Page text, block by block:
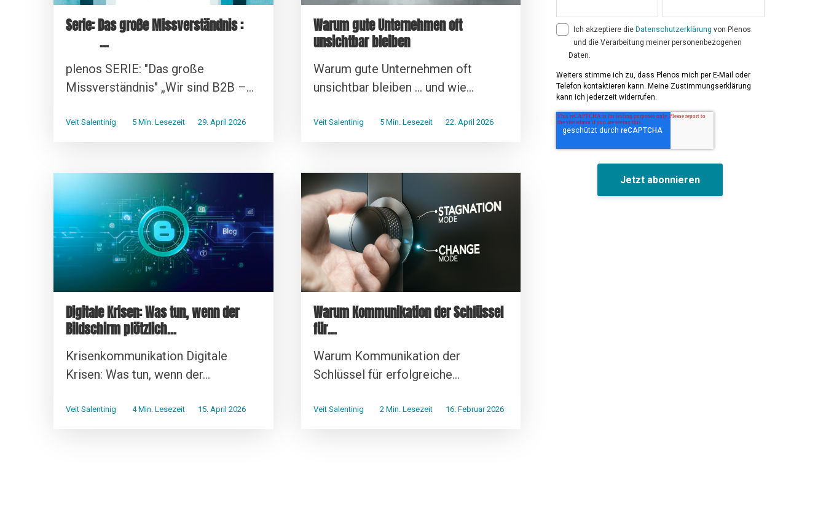
Serie: Das große Missverständnis :
...
plenos SERIE: "Das große
Missverständnis" „Wir sind B2B –...
Veit Salentinig 5 Min. Lesezeit 29. April 2026
Warum gute Unternehmen oft
unsichtbar bleiben
Warum gute Unternehmen oft
unsichtbar bleiben ... und wie...
Veit Salentinig 5 Min. Lesezeit 22. April 2026
Digitale Krisen: Was tun, wenn der
Bildschirm plötzlich...
Krisenkommunikation Digitale
Krisen: Was tun, wenn der...
Veit Salentinig 4 Min. Lesezeit 15. April 2026
Warum Kommunikation der Schlüssel
für...
Warum Kommunikation der
Schlüssel für erfolgreiche...
Veit Salentinig 2 Min. Lesezeit 16. Februar 2026
Ich akzeptiere die Datenschutzerklärung von Plenos
und die Verarbeitung meiner personenbezogenen
Daten.
Weiters stimme ich zu, dass Plenos mich per E-Mail oder
Telefon kontaktieren kann. Meine Zustimmungserklärung
kann ich jederzeit widerrufen.